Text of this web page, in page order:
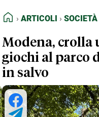
FEED RSS
NORMATIVE
TERMINI e
HOME
ARTICOLI SOCIETÀ
Modena, crolla
giochi al parco
in salvo